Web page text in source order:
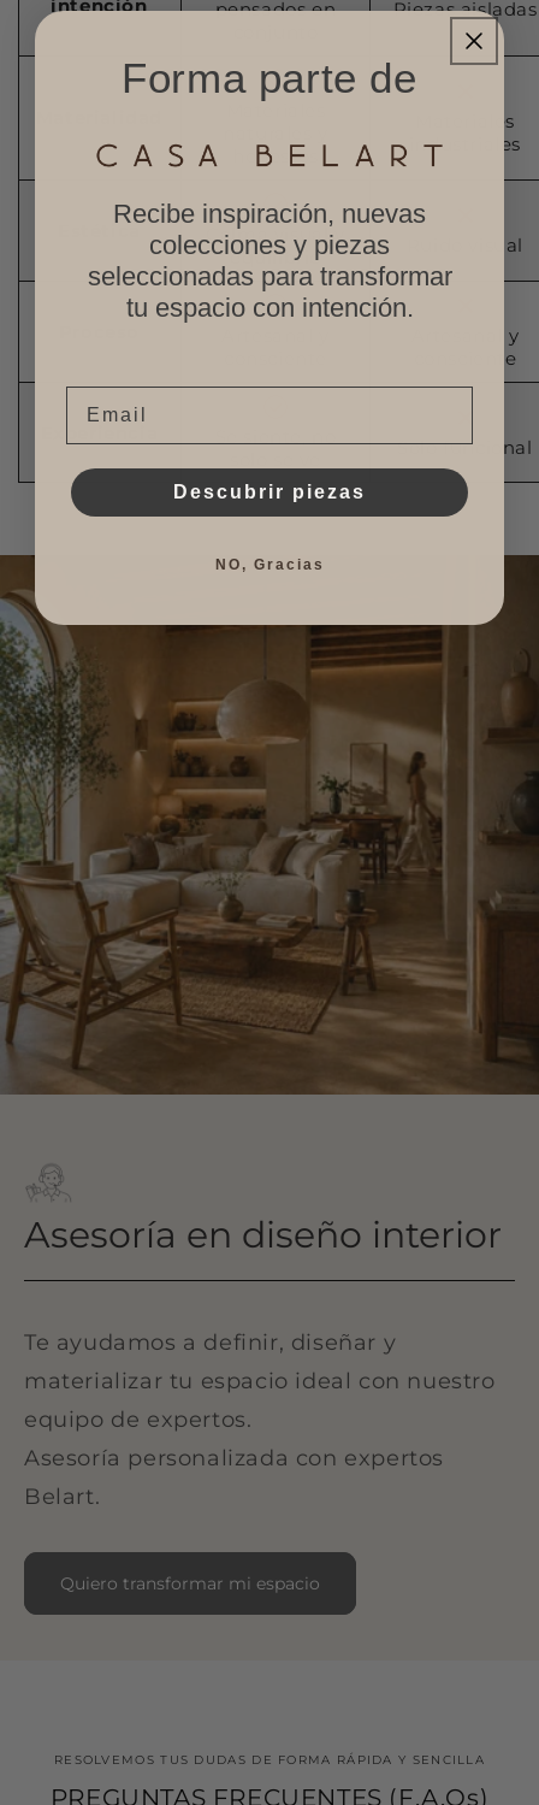
intención
pensados en
Piezas aisladas
honestos
Materiales
industriales
Estética
Calma visual y
equilibrio
Ruido visual
Artesanal y
consciente
Solo funcional
Asesoría en diseño interior
Te ayudamos a definir, diseñar y
materializar tu espacio ideal con nuestro
equipo de expertos.
Asesoría personalizada con expertos
Belart.
Quiero transformar mi espacio
RESOLVEMOS TUS DUDAS DE FORMA RÁPIDA Y SENCILLA
PREGUNTAS FRECUENTES (F.A.Qs)
Forma parte de
Recibe inspiración, nuevas
colecciones y piezas
seleccionadas para transformar
tu espacio con intención.
Descubrir piezas
NO, Gracias